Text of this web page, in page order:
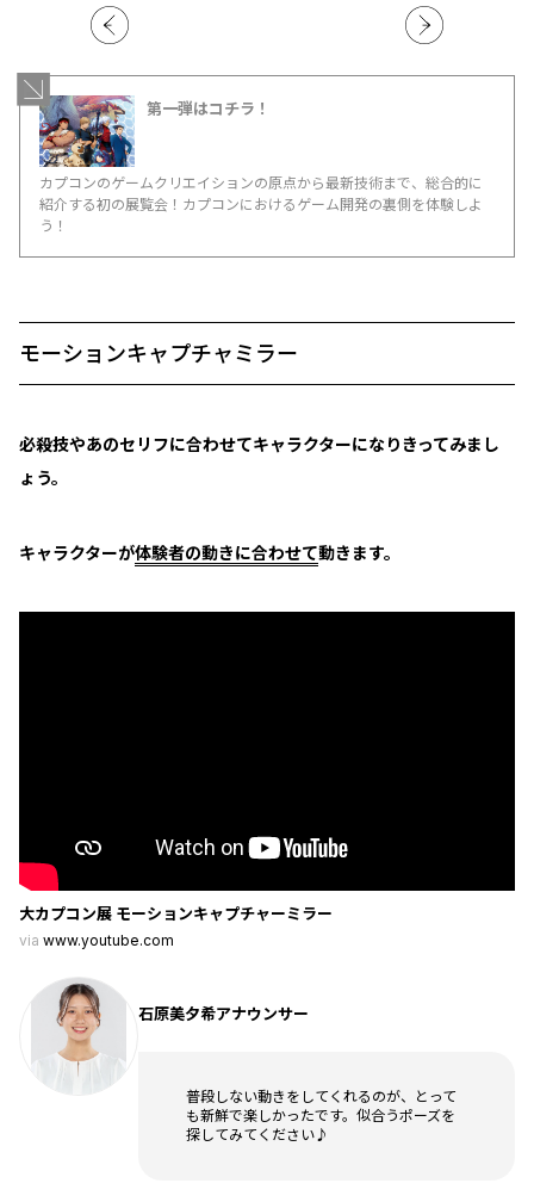
第一弾はコチラ！
カプコンのゲームクリエイションの原点から最新技術まで、総合的に
紹介する初の展覧会！カプコンにおけるゲーム開発の裏側を体験しよ
う！
モーションキャプチャミラー
必殺技やあのセリフに合わせてキャラクターになりきってみまし
ょう。
キャラクターが体験者の動きに合わせて動きます。
大カプコン展 モーションキャプチャーミラー
via www.youtube.com
石原美夕希アナウンサー
普段しない動きをしてくれるのが、とって
も新鮮で楽しかったです。似合うポーズを
探してみてください♪